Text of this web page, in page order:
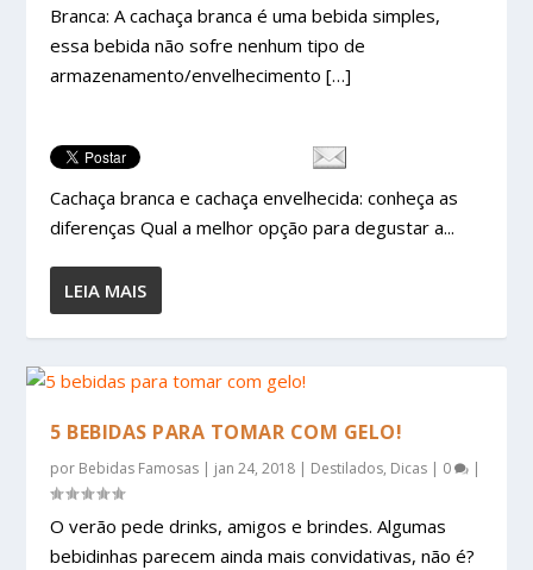
Branca: A cachaça branca é uma bebida simples,
essa bebida não sofre nenhum tipo de
armazenamento/envelhecimento […]
Cachaça branca e cachaça envelhecida: conheça as
diferenças Qual a melhor opção para degustar a...
LEIA MAIS
5 BEBIDAS PARA TOMAR COM GELO!
por Bebidas Famosas | jan 24, 2018 | Destilados, Dicas | 0 |
O verão pede drinks, amigos e brindes. Algumas
bebidinhas parecem ainda mais convidativas, não é?